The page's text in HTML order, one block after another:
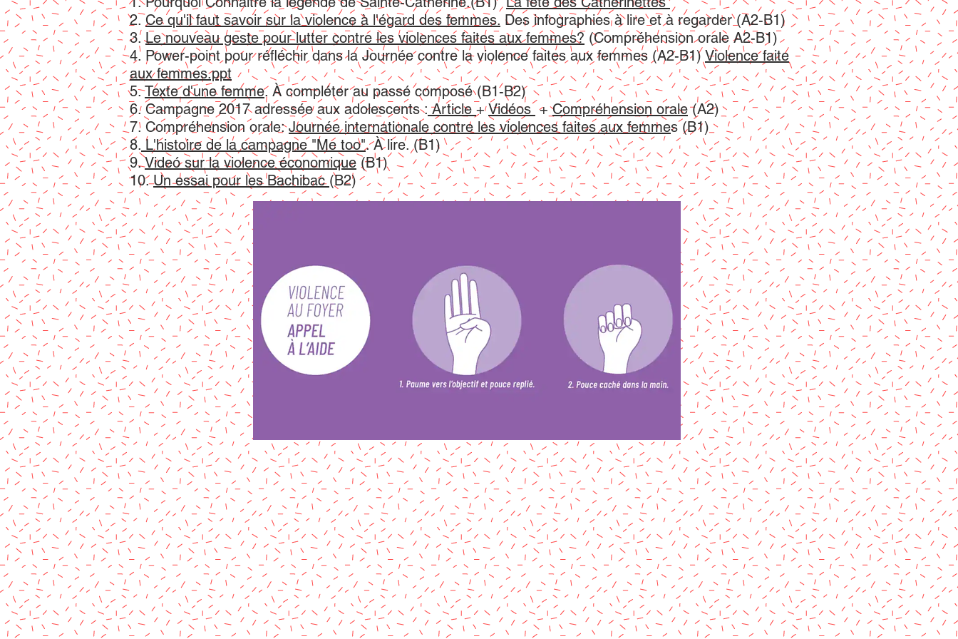
2.Ce qu'il faut savoir sur la violence à l'égard des femmes. Des infographies à lire et à regarder (A2-B1)
3.Le nouveau geste pour lutter contre les violences faites aux femmes?(Compréhension orale A2-B1)
4. Power-point pour réfléchir dans la Journée contre la violence faites aux femmes (A2-B1) Violence faite
aux femmes.ppt
5.Texte d'une femme. À compléter au passé composé (B1-B2)
6. Campagne 2017 adressée aux adolescents : Article +Vidéos +Compréhension orale(A2)
7. Compréhension orale:Journée internationale contre les violences faites aux femmes(B1)
8. L'histoire de la campagne "Me too". À lire. (B1)
9.Videó sur la violence économique (B1)
10.Un essai pour les Bachibac (B2)